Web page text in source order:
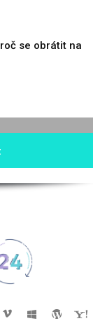
se obrátit na